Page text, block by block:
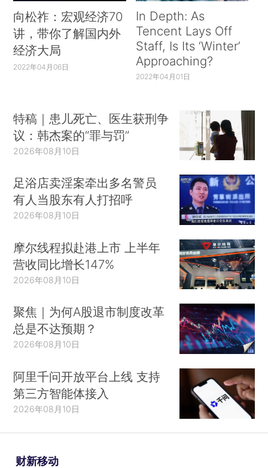
向松祚：宏观经济70
讲，带你了解国内外
经济大局
2022年04月06日
In Depth: As
Tencent Lays Off
Staff, Is Its ‘Winter’
Approaching?
2022年04月01日
特稿｜患儿死亡、医生获刑争
议：韩杰案的“罪与罚”
2026年08月10日
足浴店卖淫案牵出多名警员
有人当股东有人打招呼
2026年08月10日
摩尔线程拟赴港上市 上半年
营收同比增长147%
2026年08月10日
聚焦｜为何A股退市制度改革
总是不达预期？
2026年08月10日
阿里千问开放平台上线 支持
第三方智能体接入
2026年08月10日
财新移动